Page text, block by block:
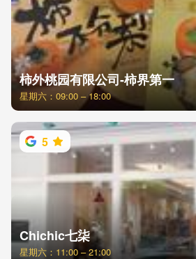
柿外桃园有限公司-柿界第一
星期六：09:00 – 18:00
5
Chichic七柒
星期六：11:00 – 21:00